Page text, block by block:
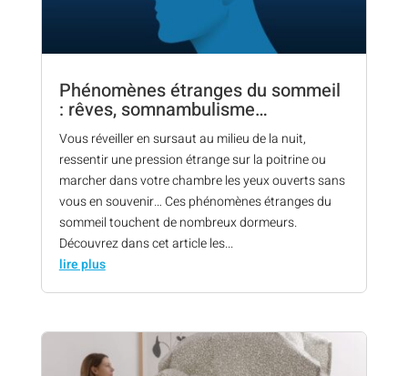
Phénomènes étranges du sommeil
: rêves, somnambulisme…
Vous réveiller en sursaut au milieu de la nuit,
ressentir une pression étrange sur la poitrine ou
marcher dans votre chambre les yeux ouverts sans
vous en souvenir… Ces phénomènes étranges du
sommeil touchent de nombreux dormeurs.
Découvrez dans cet article les...
lire plus